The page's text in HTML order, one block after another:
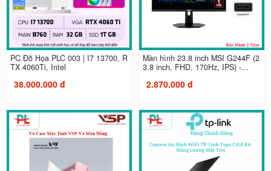
PC Đồ Họa PLC 003 | I7 13700, R
TX 4060Ti, Intel
38.000.000 đ
Màn hình 23.8 inch MSI G244F (2
3.8 inch, FHD, 170Hz, IPS) -...
2.870.000 đ